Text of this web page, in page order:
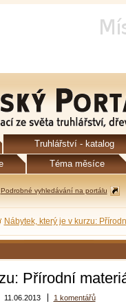
Truhlářství - katalog
Téma měsíce
Podrobné vyhledávání na portálu
Nábytek, který je v kurzu:
Přírodní
11.06.2013 1 komentářů